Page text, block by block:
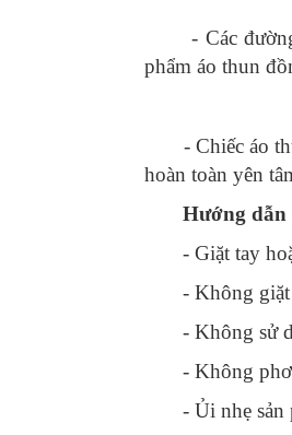
- Các đường
phẩm áo thun
- Chiếc áo
hoàn toàn yên
Hướng dẫn
- Giặt tay
- Không giặt
- Không sử
- Không phơi
- Ủi nhẹ sản